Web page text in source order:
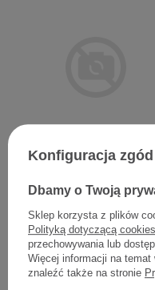
witaminami 750 ml
15,20 zł
0,02 zł / szt.
Konfiguracja zgód
Dbamy o Twoją
Sklep korzysta z plików
Polityką dotyczącą cookies
przechowywania lub
Więcej informacji na
znaleźć także na stronie